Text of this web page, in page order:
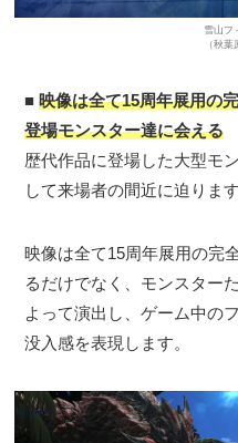
雪山フ
（秋葉
■映像は全て15周年展用の
登場モンスター達に会える
歴代作品に登場した大型モ
して来場者の間近に迫ります
映像は全て15周年展用の完
るだけでなく、モンスター
よって演出し、ゲーム中の
没入感を表現します。